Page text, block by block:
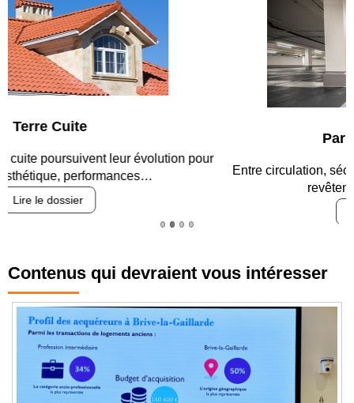
Entre circulation, sécurisation des accès, durabilité des
Contenus qui devraient vous intéresser